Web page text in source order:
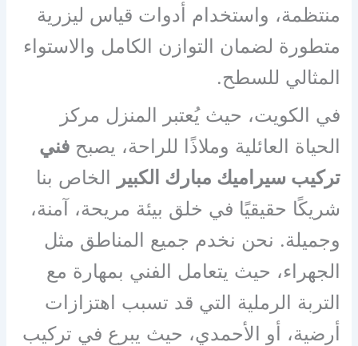
منتظمة، واستخدام أدوات قياس ليزرية
متطورة لضمان التوازن الكامل والاستواء
المثالي للسطح.
في الكويت، حيث يُعتبر المنزل مركز
الحياة العائلية وملاذًا للراحة، يصبحفني
تركيب سيراميك مبارك الكبير الخاص بنا
شريكًا حقيقيًا في خلق بيئة مريحة، آمنة،
وجميلة. نحن نخدم جميع المناطق مثل
الجهراء، حيث يتعامل الفني بمهارة مع
التربة الرملية التي قد تسبب اهتزازات
أرضية، أو الأحمدي، حيث يبرع في تركيب